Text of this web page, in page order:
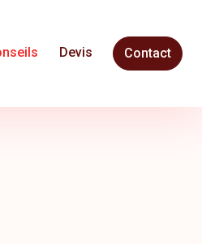
Devis Contact